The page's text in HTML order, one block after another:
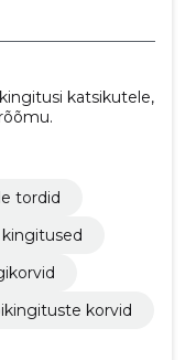
katsikutele,
tordid
korvid